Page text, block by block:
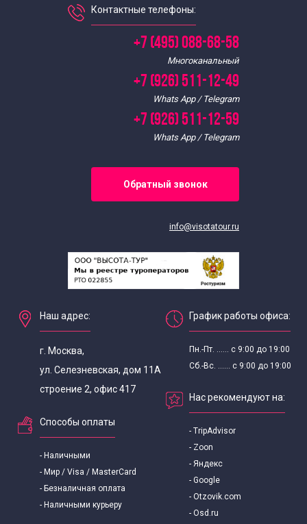
Контактные телефоны:
+7 (495) 088-68-58
Многоканальный
+7 (926) 511-12-49
Whats App / Telegram
+7 (926) 511-12-59
Whats App / Telegram
Обратный звонок
info@visotatour.ru
Наш адрес:
г. Москва,
ул. Селезневская, дом 11А
строение 2, офис 417
Способы оплаты
- Наличными
- Мир / Visa / MasterCard
- Безналичная оплата
- Наличными курьеру
График работы офиса:
Пн.-Пт. ...... с 9:00 до 19:00
Сб.-Вс. ...... с 9:00 до 19:00
Нас рекомендуют на:
- TripAdvisor
- Zoon
- Яндекс
- Google
- Otzovik.com
- Osd.ru